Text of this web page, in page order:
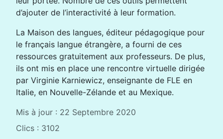
d’ajouter de l’interactivité à leur formation.
La Maison des langues, éditeur pédagogique pour
le français langue étrangère, a fourni de ces
ressources gratuitement aux professeurs. De plus,
ils ont mis en place une rencontre virtuelle dirigée
par Virginie Karniewicz, enseignante de FLE en
Italie, en Nouvelle-Zélande et au Mexique.
Mis à jour : 22 Septembre 2020
Clics : 3102